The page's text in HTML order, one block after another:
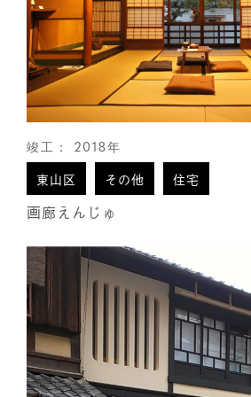
竣工： 2018年
東山区 その他 住宅
画廊えんじゅ